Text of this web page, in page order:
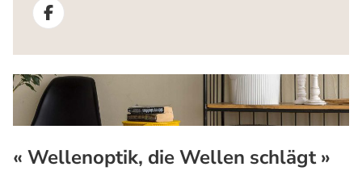
« Wellenoptik, die Wellen schlägt »